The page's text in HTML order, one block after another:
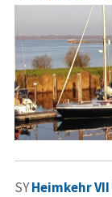
SYHeimkehr VII